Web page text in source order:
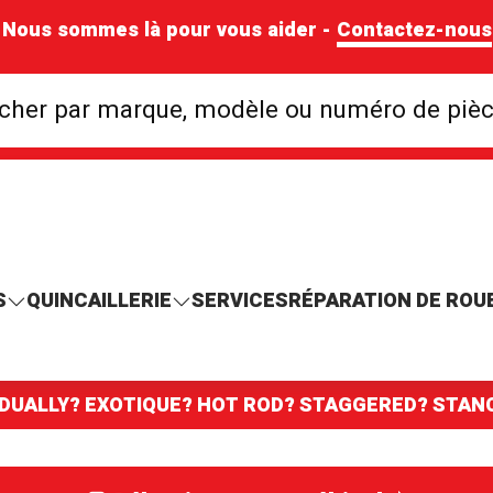
Nous sommes là pour vous aider - Contactez-nous
par marque, modèle ou numéro de
Rechercher par
QUINCAILLERIE SERVICESRÉPARATION DE
EXOTIQUE? HOT ROD? STAGGERED?